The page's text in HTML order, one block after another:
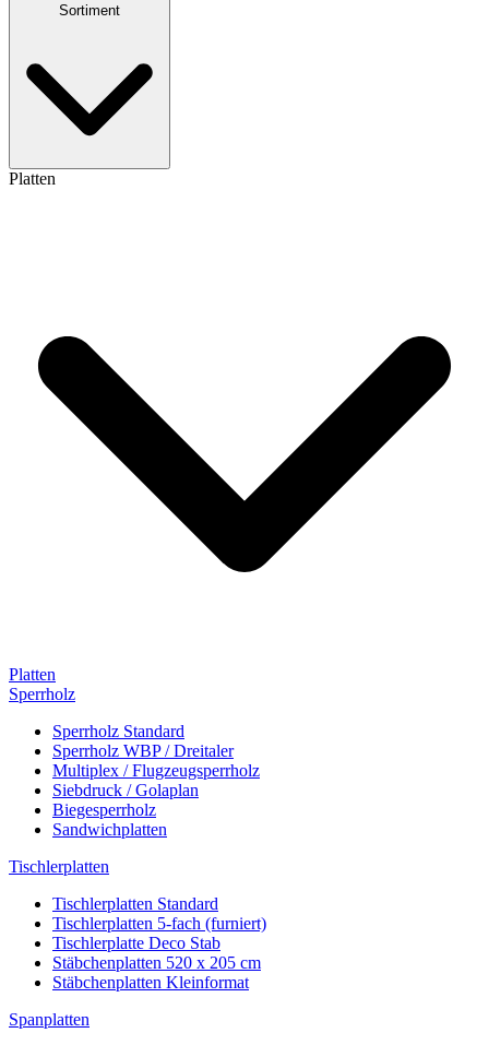
Sortiment
Platten
Platten
Sperrholz
Sperrholz Standard
Sperrholz WBP / Dreitaler
Multiplex / Flugzeugsperrholz
Siebdruck / Golaplan
Biegesperrholz
Sandwichplatten
Tischlerplatten
Tischlerplatten Standard
Tischlerplatten 5-fach (furniert)
Tischlerplatte Deco Stab
Stäbchenplatten 520 x 205 cm
Stäbchenplatten Kleinformat
Spanplatten